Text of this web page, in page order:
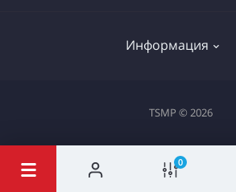
0
Электроинструменты
Станки и проф.
Информация
Доставка и оплата
Политика
TSMP © 2026